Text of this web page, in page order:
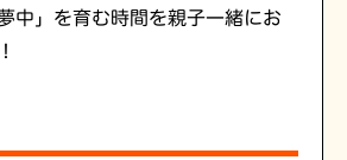
中」を育む時間を親子一緒にお